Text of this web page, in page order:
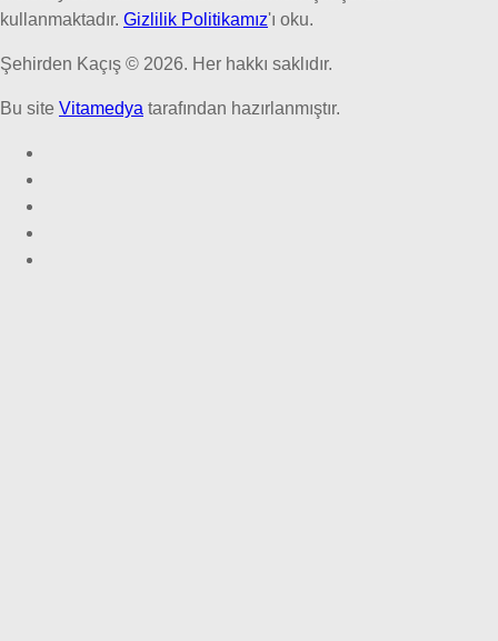
kullanmaktadır. Gizlilik Politikamız'ı oku.
Şehirden Kaçış © 2026. Her hakkı saklıdır.
Bu site Vitamedya tarafından hazırlanmıştır.